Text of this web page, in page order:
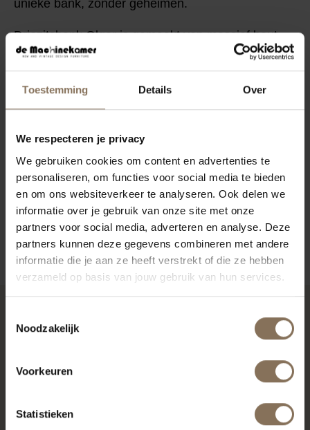
Toestemming Details Over
We respecteren je privacy
We gebruiken cookies om content en advertenties te
personaliseren, om functies voor social media te bieden
en om ons websiteverkeer te analyseren. Ook delen we
informatie over je gebruik van onze site met onze
partners voor social media, adverteren en analyse. Deze
partners kunnen deze gegevens combineren met andere
informatie die je aan ze heeft verstrekt of die ze hebben
verzameld op basis van jouw gebruik van hun services.
Noodzakelijk
Voorkeuren
Statistieken
unieke bank, zonder geheimen.
Driezitsbank Olger is gemaakt van massief hout,
naar keuze in eiken, beuken, walnoot of eiken
bekleding.
KENMERKEN
VERPAKKING & MONTAGE
AFMETINGEN
ZAKELIJK